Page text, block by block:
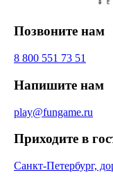
Позвоните нам
8 800 551 73 51
Напишите нам
play@fungame.ru
Приходите в
Санкт-Петербург,